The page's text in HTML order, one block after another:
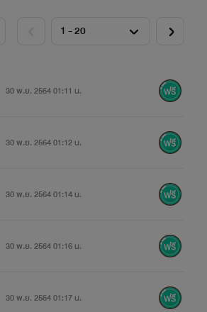
30 พ.ย. 2564 01:11 น.
30 พ.ย. 2564 01:12 น.
30 พ.ย. 2564 01:14 น.
30 พ.ย. 2564 01:16 น.
30 พ.ย. 2564 01:17 น.